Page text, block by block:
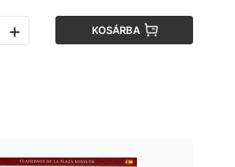
+ KOSÁRBA